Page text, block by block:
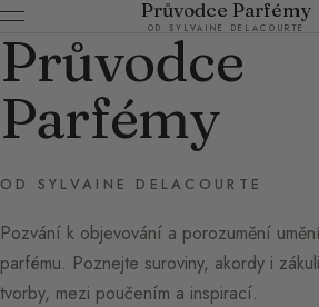
Průvodce Parfémy
OD SYLVAINE DELACOURTE
Průvodce
Parfémy
OD SYLVAINE DELACOURTE
Pozvání k objevování a porozumění
parfému. Poznejte suroviny, akordy i
tvorby, mezi poučením a inspirací.